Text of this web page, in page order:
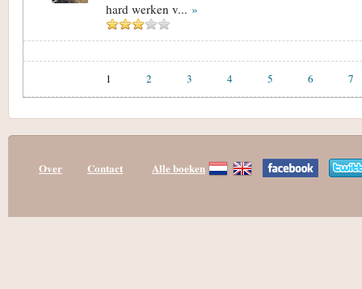
hard werken v... »
1 2 3 4 5 6 7
Over Contact Alle boeken